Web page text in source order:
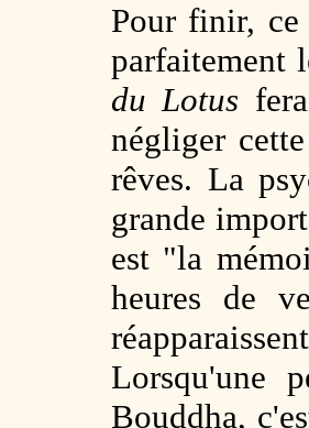
Pour finir, ce
parfaitement
du Lotus
négliger
rêves. La
grande
est "la
heures de
Lorsqu'une
Bouddha,